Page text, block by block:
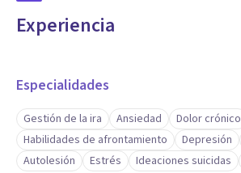
Experiencia
Especialidades
Gestión de la ira Ansiedad
Dolor crónico
Habilidades de afrontamiento
Depresión
Autolesión
Estrés Ideaciones suicidas